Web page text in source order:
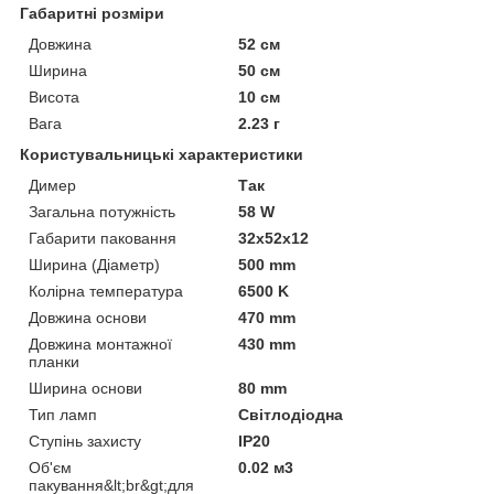
Габаритні розміри
Довжина
52 см
Ширина
50 см
Висота
10 см
Вага
2.23 г
Користувальницькі характеристики
Димер
Так
Загальна потужність
58 W
Габарити паковання
32x52x12
Ширина (Діаметр)
500 mm
Колірна температура
6500 K
Довжина основи
470 mm
Довжина монтажної
планки
430 mm
Ширина основи
80 mm
Тип ламп
Світлодіодна
Ступінь захисту
IP20
Об'єм
пакування&lt;br&gt;для
0.02 м3